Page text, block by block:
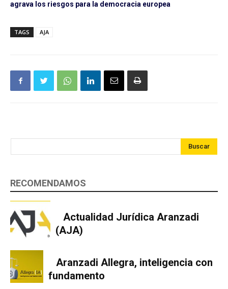
agrava los riesgos para la democracia europea
TAGS AJA
Buscar
RECOMENDAMOS
Actualidad Jurídica Aranzadi
(AJA)
Aranzadi Allegra, inteligencia con
fundamento